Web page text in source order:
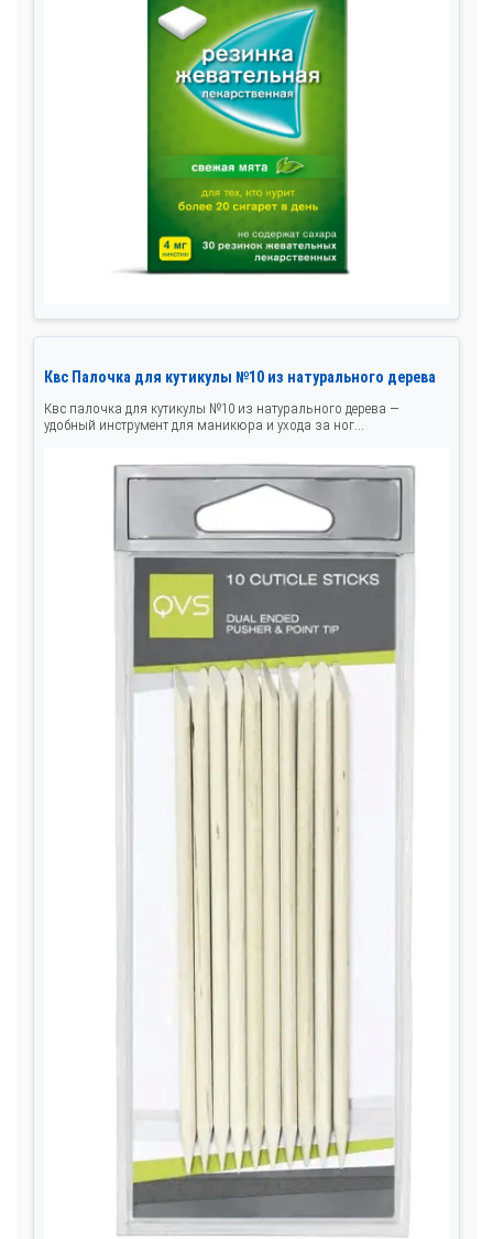
Квс Палочка для кутикулы №10 из натурального дерева
Квс палочка для кутикулы №10 из натурального дерева —
удобный инструмент для маникюра и ухода за ног...